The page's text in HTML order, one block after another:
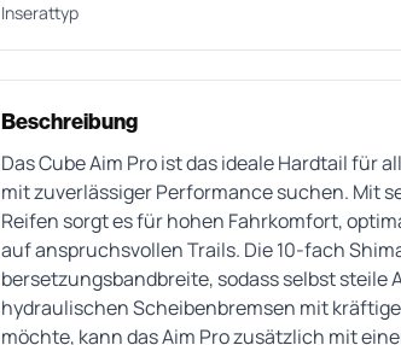
Inserattyp
Beschreibung
Das Cube Aim Pro ist das ideale Hardtail für
mit zuverlässiger Performance suchen. Mit
Reifen sorgt es für hohen Fahrkomfort,
auf anspruchsvollen Trails. Die 10-fach
bersetzungsbandbreite, sodass selbst steile
hydraulischen Scheibenbremsen mit
möchte, kann das Aim Pro zusätzlich mit